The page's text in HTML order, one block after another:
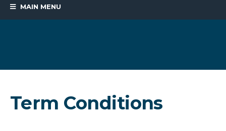
MAIN MENU
Term Conditions